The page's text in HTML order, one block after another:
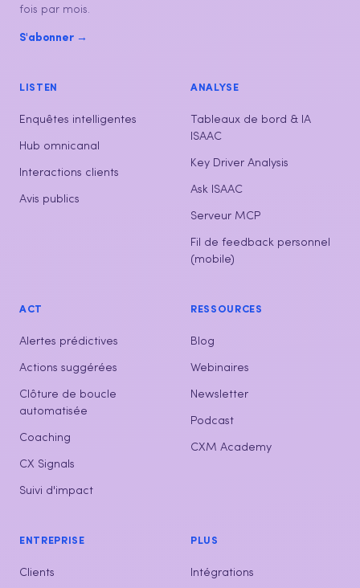
fois par mois.
S'abonner →
LISTEN
Enquêtes intelligentes
Hub omnicanal
Interactions clients
Avis publics
ANALYSE
Tableaux de bord & IA
ISAAC
Key Driver Analysis
Ask ISAAC
Serveur MCP
Fil de feedback personnel
(mobile)
ACT
Alertes prédictives
Actions suggérées
Clôture de boucle
automatisée
Coaching
CX Signals
Suivi d'impact
RESSOURCES
Blog
Webinaires
Newsletter
Podcast
CXM Academy
ENTREPRISE
Clients
PLUS
Intégrations